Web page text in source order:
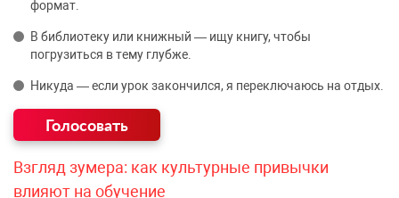
формат.
В библиотеку или книжный — ищу книгу, чтобы
погрузиться в тему глубже.
Никуда — если урок закончился, я переключаюсь на отдых.
Взгляд зумера: как культурные привычки
влияют на обучение